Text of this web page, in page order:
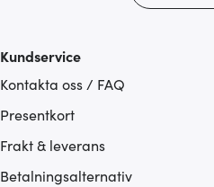
Kundservice
Kontakta oss / FAQ
Presentkort
Frakt & leverans
Betalningsalternativ